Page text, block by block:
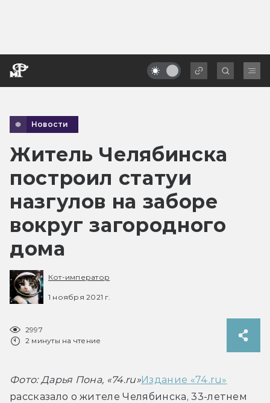
Новости
Житель Челябинска
построил статуи
назгулов на заборе
вокруг загородного
дома
Кот-император
1 ноября 2021 г.
2997
2 минуты на чтение
Фото: Дарья Пона, «74.ru»Издание «74.ru»
рассказало о жителе Челябинска, 33-летнем